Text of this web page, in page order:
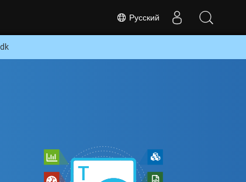
Русский